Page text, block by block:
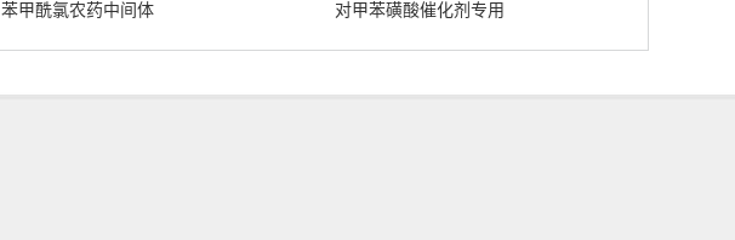
苯甲酰氯农药中间体 对甲苯磺酸催化剂专用